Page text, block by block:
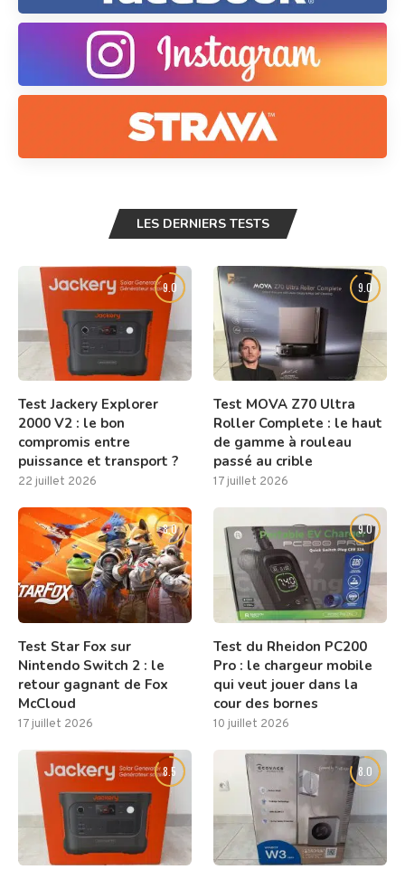
LES DERNIERS TESTS
9.0
Test Jackery Explorer
2000 V2 : le bon
compromis entre
puissance et transport ?
22 juillet 2026
9.0
Test MOVA Z70 Ultra
Roller Complete : le haut
de gamme à rouleau
passé au crible
17 juillet 2026
8.0
Test Star Fox sur
Nintendo Switch 2 : le
retour gagnant de Fox
McCloud
17 juillet 2026
9.0
Test du Rheidon PC200
Pro : le chargeur mobile
qui veut jouer dans la
cour des bornes
10 juillet 2026
8.5 8.0